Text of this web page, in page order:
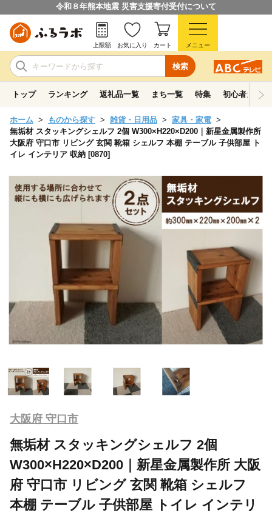
令和８年熊本地震 災害支援寄付受付について
検索
上限額 お気に入り カート メニュー
トップ ランキング 返礼品一覧 まち一覧 特集 初心者ガイド
ホーム ものから探す 雑貨・日用品
家具・家電
無垢材 スタッキングシェルフ 2個 W300×H220×D200｜新星金属製作所
大阪府 守口市 リビング 玄関 靴箱 シェルフ 本棚 テーブル 子供部屋 ト
イレ インテリア 収納 [0870]
大阪府 守口市
無垢材 スタッキングシェルフ 2個
W300×H220×D200｜新星金属製作所 大阪
府 守口市 リビング 玄関 靴箱 シェルフ
本棚 テーブル 子供部屋 トイレ インテリ